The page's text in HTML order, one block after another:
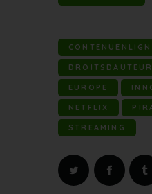
DROITSDAUTEUR
EUROPE
NETFLIX
STREAMING